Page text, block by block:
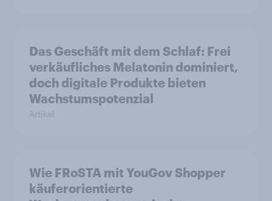
Das Geschäft mit dem Schlaf: Frei
verkäufliches Melatonin dominiert,
doch digitale Produkte bieten
Wachstumspotenzial
Artikel
Wie FRoSTA mit YouGov Shopper
käuferorientierte